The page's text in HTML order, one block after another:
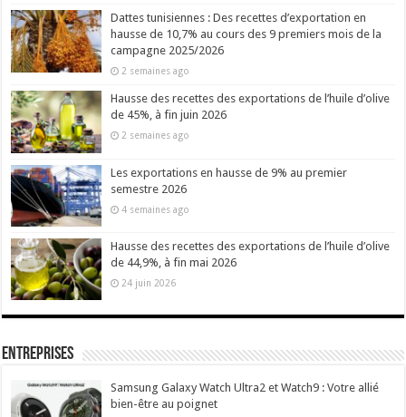
Dattes tunisiennes : Des recettes d’exportation en
hausse de 10,7% au cours des 9 premiers mois de la
campagne 2025/2026
2 semaines ago
Hausse des recettes des exportations de l’huile d’olive
de 45%, à fin juin 2026
2 semaines ago
Les exportations en hausse de 9% au premier
semestre 2026
4 semaines ago
Hausse des recettes des exportations de l’huile d’olive
de 44,9%, à fin mai 2026
24 juin 2026
Entreprises
Samsung Galaxy Watch Ultra2 et Watch9 : Votre allié
bien-être au poignet